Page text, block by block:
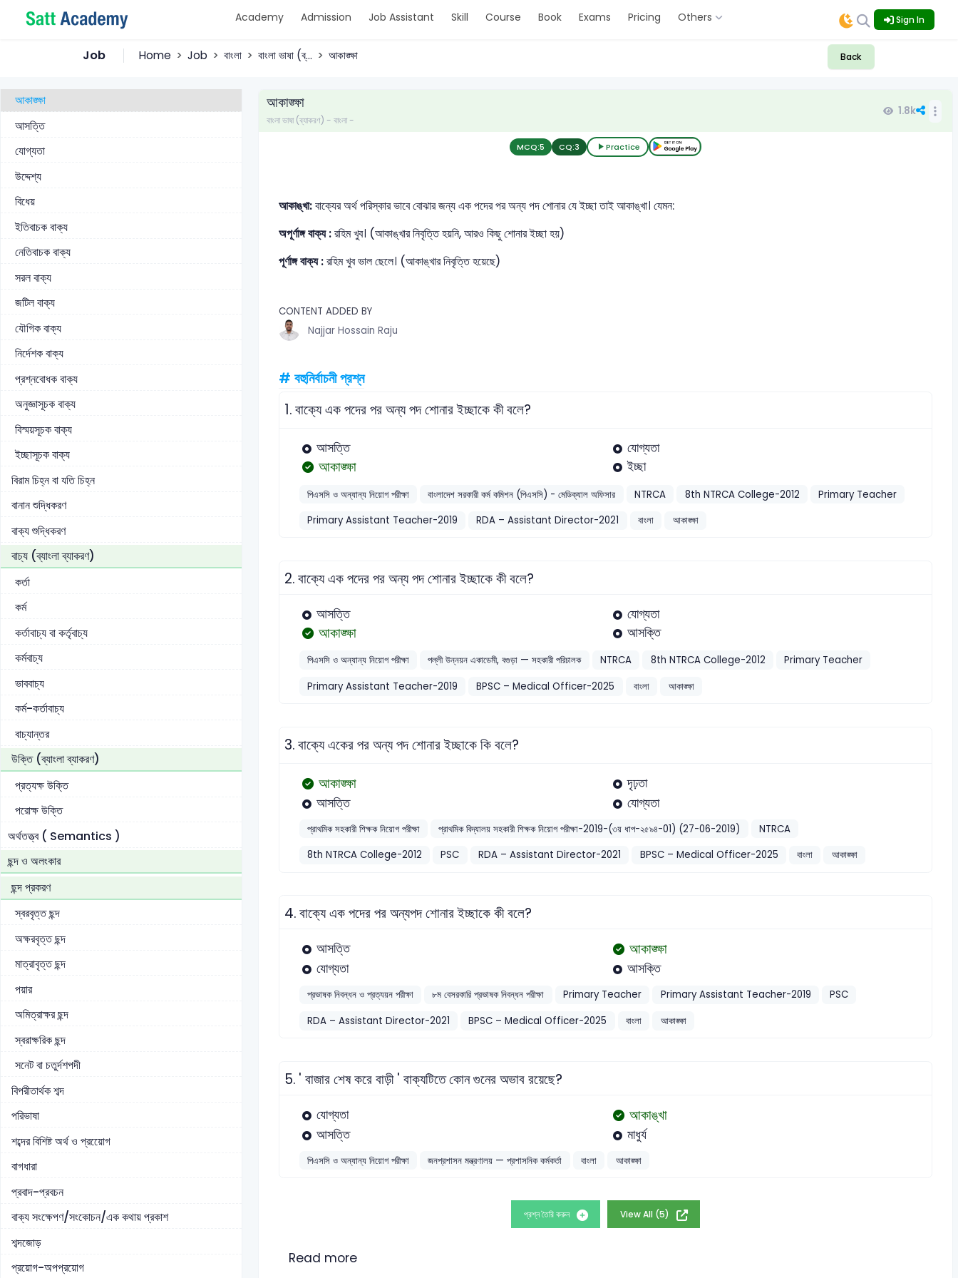
Academy Admission Job Assistant Skill Course Book Exams Pricing Others Sign In
Job Home Job বাংলা বাংলা ভাষা (ব্... আকাঙ্ক্ষা Back
ক্লীব লিঙ্গ
বাক্যতত্ত্ব বা পদক্রম (Syntax)
আকাঙ্ক্ষা
আসত্তি
যোগ্যতা
উদ্দেশ্য
বিধেয়
ইতিবাচক বাক্য
নেতিবাচক বাক্য
সরল বাক্য
জটিল বাক্য
যৌগিক বাক্য
নির্দেশক বাক্য
প্রশ্নবোধক বাক্য
অনুজ্ঞাসূচক বাক্য
বিস্ময়সূচক বাক্য
ইচ্ছাসূচক বাক্য
বিরাম চিহ্ন বা যতি চিহ্ন
বানান শুদ্ধিকরণ
বাক্য শুদ্ধিকরণ
বাচ্য (ব্যাংলা ব্যাকরণ)
কর্তা
কর্ম
কর্তাবাচ্য বা কর্তৃবাচ্য
কর্মবাচ্য
ভাববাচ্য
কর্ম-কর্তাবাচ্য
বাচ্যান্তর
উক্তি (ব্যাংলা ব্যাকরণ)
প্রত্যক্ষ উক্তি
পরোক্ষ উক্তি
অর্থতত্ত্ব ( Semantics )
ছন্দ ও অলংকার
ছন্দ প্রকরণ
স্বরবৃত্ত ছন্দ
অক্ষরবৃত্ত ছন্দ
মাত্রাবৃত্ত ছন্দ
পয়ার
অমিত্রাক্ষর ছন্দ
স্বরাক্ষরিক ছন্দ
সনেট বা চতুর্দশপদী
বিপরীতার্থক শব্দ
পরিভাষা
শব্দের বিশিষ্ট অর্থ ও প্রয়োেগ
বাগধারা
প্রবাদ-প্রবচন
বাক্য সংক্ষেপণ/সংকোচন/এক কথায় প্রকাশ
শব্দজোড়
প্রয়োগ-অপপ্রয়োগ
আকাঙ্ক্ষা
বাংলা ভাষা (ব্যাকরণ) - বাংলা -
1.8k
MCQ:5 CQ:3 Practice
আকাঙ্খা:বাক্যের অর্থ পরিস্কার ভাবে বোঝার জন্য এক পদের পর অন্য পদ শোনার যে ইচ্ছা তাই আকাঙ্খা। যেমন:
অপূর্ণাঙ্গ বাক্য :রহিম খুব। (আকাঙ্খার নিবৃত্তি হয়নি, আরও কিছু শোনার ইচ্ছা হয়)
পূর্ণাঙ্গ বাক্য :রহিম খুব ভাল ছেলে। (আকাঙ্খার নিবৃত্তি হয়েছে)
CONTENT ADDED BY
Najjar Hossain Raju
# বহুনির্বাচনী প্রশ্ন
1.বাক্যে এক পদের পর অন্য পদ শোনার ইচ্ছাকে কী বলে?
আসত্তি যোগ্যতা
আকাঙ্ক্ষা ইচ্ছা
পিএসসি ও অন্যান্য নিয়োগ পরীক্ষা বাংলাদেশ সরকারী কর্ম কমিশন (পিএসসি) - মেডিক্যাল অফিসার NTRCA 8th NTRCA College-2012
Primary Teacher
Primary Assistant Teacher-2019
RDA – Assistant Director-2021 বাংলা আকাঙ্ক্ষা
2.বাক্যে এক পদের পর অন্য পদ শোনার ইচ্ছাকে কী বলে?
আসত্তি যোগ্যতা
আকাঙ্ক্ষা আসক্তি
পিএসসি ও অন্যান্য নিয়োগ পরীক্ষা পল্লী উন্নয়ন একাডেমী, বগুড়া — সহকারী পরিচালক NTRCA 8th NTRCA College-2012
Primary Teacher
Primary Assistant Teacher-2019
BPSC – Medical Officer-2025 বাংলা আকাঙ্ক্ষা
3.বাক্যে একের পর অন্য পদ শোনার ইচ্ছাকে কি বলে?
আকাঙ্ক্ষা
দৃঢ়তা
আসত্তি
যোগ্যতা
প্রাথমিক সহকারী শিক্ষক নিয়োগ পরীক্ষা প্রাথমিক বিদ্যালয় সহকারী শিক্ষক নিয়োগ পরীক্ষা-2019-(৩য় ধাপ-২৫৯৪-01) (27-06-2019)
NTRCA
8th NTRCA College-2012
PSC RDA – Assistant Director-2021 BPSC – Medical Officer-2025 বাংলা আকাঙ্ক্ষা
4.বাক্যে এক পদের পর অন্যপদ শোনার ইচ্ছাকে কী বলে?
আসত্তি আকাঙ্ক্ষা
যোগ্যতা আসক্তি
প্রভাষক নিবন্ধন ও প্রত্যয়ন পরীক্ষা ৮ম বেসরকারি প্রভাষক নিবন্ধন পরীক্ষা Primary Teacher Primary Assistant Teacher-2019
PSC
RDA – Assistant Director-2021
BPSC – Medical Officer-2025 বাংলা আকাঙ্ক্ষা
5. ' বাজার শেষ করে বাড়ী ' বাক্যটিতে কোন গুনের অভাব রয়েছে?
যোগ্যতা আকাঙ্খা
আসত্তি মাধুর্য
পিএসসি ও অন্যান্য নিয়োগ পরীক্ষা জনপ্রশাসন মন্ত্রণালয় — প্রশাসনিক কর্মকর্তা বাংলা আকাঙ্ক্ষা
প্রশ্ন তৈরি করুন View All (5)
Read more